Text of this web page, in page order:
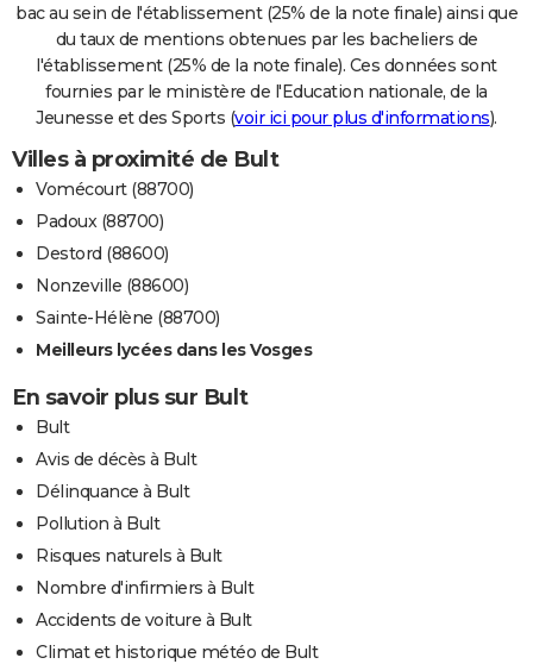
bac au sein de l'établissement (25% de la note finale) ainsi que
du taux de mentions obtenues par les bacheliers de
l'établissement (25% de la note finale). Ces données sont
fournies par le ministère de l'Education nationale, de la
Jeunesse et des Sports (voir ici pour plus d'informations).
Villes à proximité de Bult
Vomécourt (88700)
Padoux (88700)
Destord (88600)
Nonzeville (88600)
Sainte-Hélène (88700)
Meilleurs lycées dans les Vosges
En savoir plus sur Bult
Bult
Avis de décès à Bult
Délinquance à Bult
Pollution à Bult
Risques naturels à Bult
Nombre d'infirmiers à Bult
Accidents de voiture à Bult
Climat et historique météo de Bult